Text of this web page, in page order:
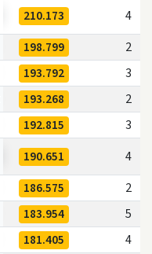
210.173
4
198.799
2
193.792
3
193.268
2
192.815
3
190.651
4
186.575
2
183.954
5
181.405
4